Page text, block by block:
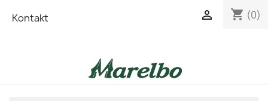
Kontakt shopping_cart (0)
